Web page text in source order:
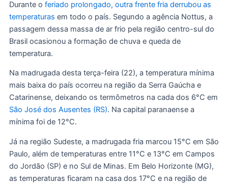
Durante o feriado prolongado, outra frente fria derrubou as
temperaturas em todo o país. Segundo a agência Nottus, a
passagem dessa massa de ar frio pela região centro-sul do
Brasil ocasionou a formação de chuva e queda de
temperatura.
Na madrugada desta terça-feira (22), a temperatura mínima
mais baixa do país ocorreu na região da Serra Gaúcha e
Catarinense, deixando os termômetros na cada dos 6°C em
São José dos Ausentes (RS). Na capital paranaense a
mínima foi de 12°C.
Já na região Sudeste, a madrugada fria marcou 15°C em São
Paulo, além de temperaturas entre 11°C e 13°C em Campos
do Jordão (SP) e no Sul de Minas. Em Belo Horizonte (MG),
as temperaturas ficaram na casa dos 17°C e na região de